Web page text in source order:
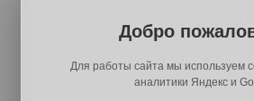
Добро
Для работы сайта мы используем
аналитики Яндекс и